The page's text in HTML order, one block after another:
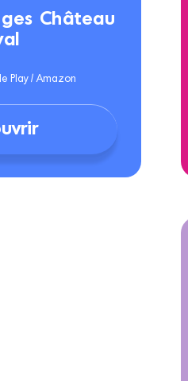
Château
Play / Amazon